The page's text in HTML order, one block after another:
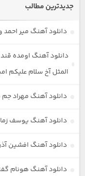
جدیدترین مطالب
دانلود آهنگ میر احمد
دانلود آهنگ اومده
المثل آخ سلام علیکم
دانلود آهنگ مهراد
دانلود آهنگ یوسف
دانلود آهنگ افشین
دانلود آهنگ هونام